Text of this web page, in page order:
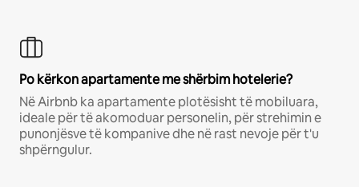
Po kërkon apartamente me shërbim hotelerie?
Në Airbnb ka apartamente plotësisht të mobiluara,
ideale për të akomoduar personelin, për strehimin e
punonjësve të kompanive dhe në rast nevoje për t'u
shpërngulur.